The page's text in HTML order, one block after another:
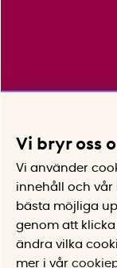
Vi bryr oss
Vi använder
innehåll och
bästa möjliga
genom att klicka
ändra vilka
mer i vår